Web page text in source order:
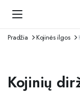
Pradžia Kojinės ilgos
Kojinių